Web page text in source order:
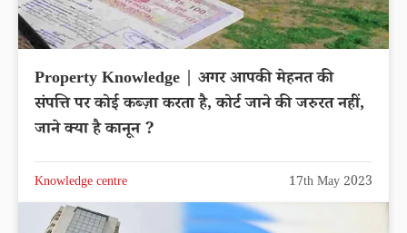
Property Knowledge | अगर आपकी मेहनत की
संपत्ति पर कोई कब्ज़ा करता है, कोर्ट जाने की जरुरत नहीं,
जाने क्या है कानून ?
Knowledge centre 17th May 2023